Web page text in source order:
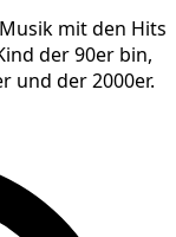
mit den Hits
der 90er bin,
und der 2000er.